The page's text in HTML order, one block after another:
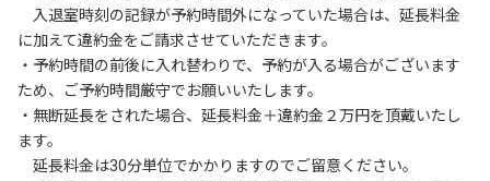
入退室時刻の記録が予約時間外になっていた場合は、延長料金
に加えて違約金をご請求させていただきます。
・予約時間の前後に入れ替わりで、予約が入る場合がございます
ため、ご予約時間厳守でお願いいたします。
・無断延長をされた場合、延長料金＋違約金２万円を頂戴いたし
ます。
延長料金は30分単位でかかりますのでご留意ください。